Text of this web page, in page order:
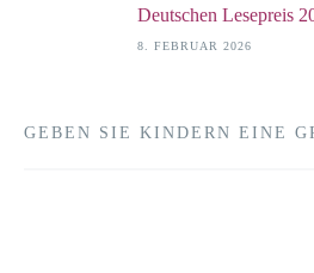
Deutschen Lesepreis
8. FEBRUAR 2026
GEBEN SIE KINDERN EINE